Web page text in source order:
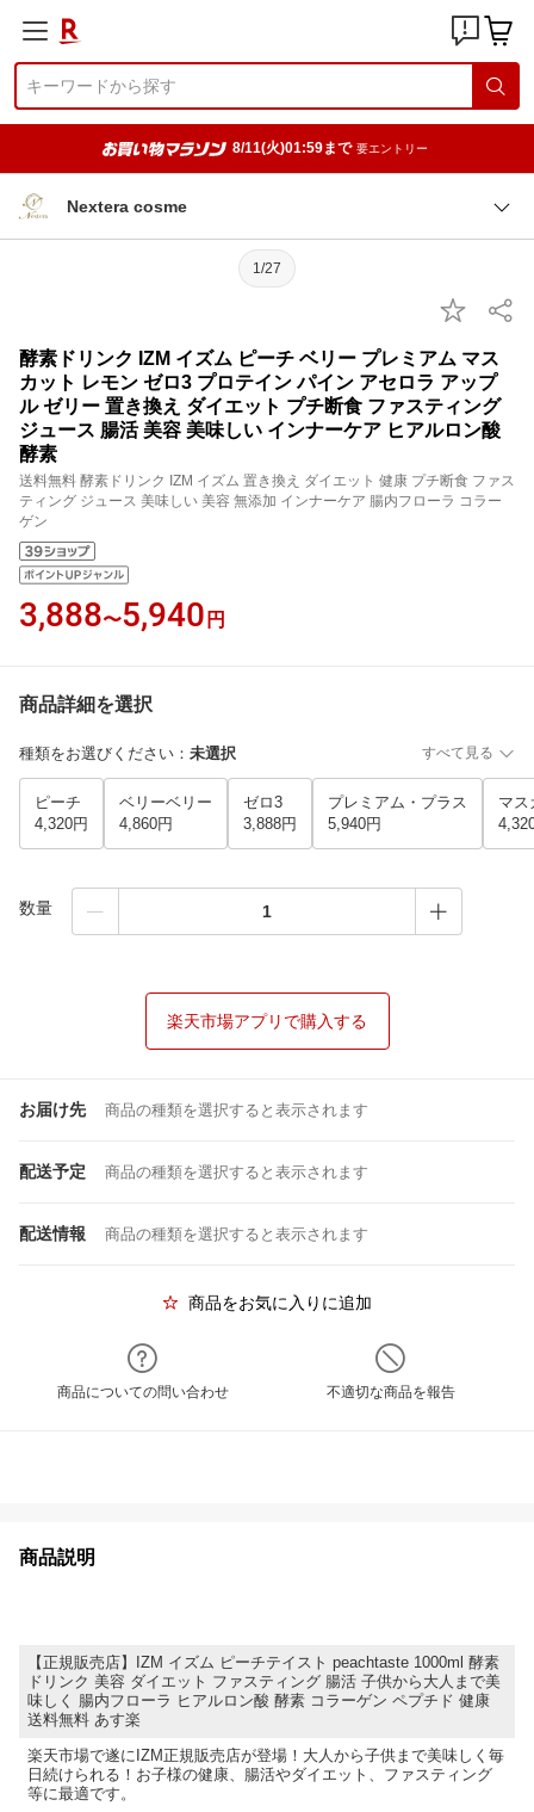
8/11(火)01:59まで 要エントリー
Nextera cosme
1/27
酵素ドリンク IZM イズム ピーチ ベリー プレミアム マス
カット レモン ゼロ3 プロテイン パイン アセロラ アップ
ル ゼリー 置き換え ダイエット プチ断食 ファスティング
ジュース 腸活 美容 美味しい インナーケア ヒアルロン酸
酵素
送料無料 酵素ドリンク IZM イズム 置き換え ダイエット 健康 プチ断食 ファス
ティング ジュース 美味しい 美容 無添加 インナーケア 腸内フローラ コラー
ゲン
3,888〜5,940 円
商品詳細を選択
種類をお選びください ： 未選択 すべて見る
ピーチ
4,320円
ベリーベリー
4,860円
ゼロ3
3,888円
プレミアム・プラス
5,940円
マス
数量
楽天市場アプリで購入する
お届け先 商品の種類を選択すると表示されます
配送予定 商品の種類を選択すると表示されます
配送情報 商品の種類を選択すると表示されます
商品をお気に入りに追加
商品についての問い合わせ 不適切な商品を報告
商品説明
【正規販売店】IZM イズム ピーチテイスト peachtaste 1000ml 酵素
ドリンク 美容 ダイエット ファスティング 腸活 子供から大人まで美
味しく 腸内フローラ ヒアルロン酸 酵素 コラーゲン ペプチド 健康
送料無料 あす楽
楽天市場で遂にIZM正規販売店が登場！大人から子供まで美味しく毎
日続けられる！お子様の健康、腸活やダイエット、ファスティング
等に最適です。